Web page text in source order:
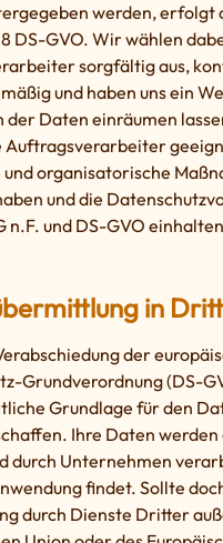
werden, erfolgt
DS-GVO. Wir wählen
sorgfältig aus,
und haben uns ein
der Daten einräumen
Auftragsverarbeiter
organisatorische
und die
n.F. und DS-GVO einhalten
in
der
Grundverordnung (DS-
Grundlage für den
Ihre Daten
durch Unternehmen
findet. Sollte
durch Dienste Dritter